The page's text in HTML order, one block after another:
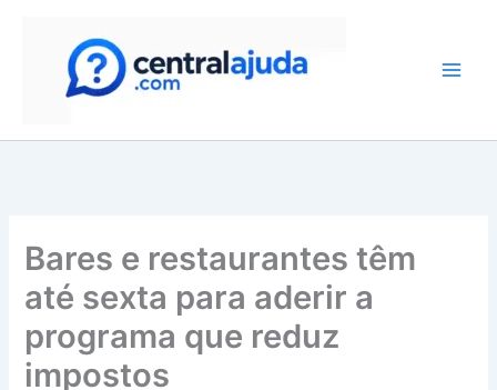
Bares e restaurantes têm
até sexta para aderir a
programa que reduz
impostos